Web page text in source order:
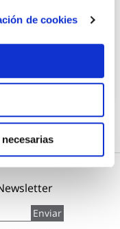
de cookies
Enviar